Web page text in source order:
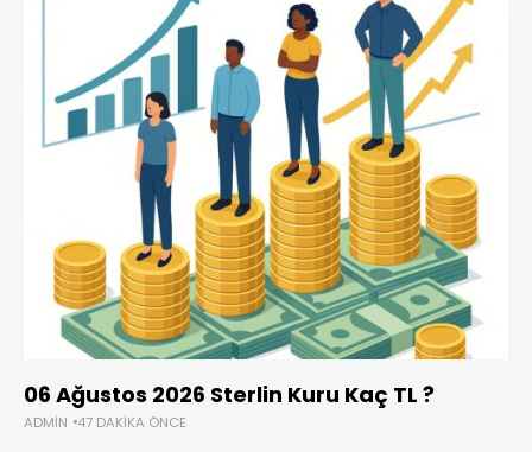
06 Ağustos 2026 Sterlin Kuru Kaç TL ?
ADMIN 47 DAKIKA ÖNCE